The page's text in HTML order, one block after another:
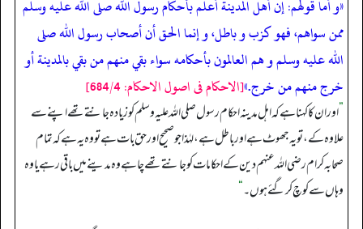
«و أما قولهم: إن أهل المدينة أعلم بأحكام رسول الله صلى الله عليه وسلم
ممن سواهم، فهو كزب و باطل، و إنما الحق أن أصحاب رسول الله صلى
الله عليه وسلم و هم العالمون بأحكامه سواء بقي منهم من بقي بالمدينة أو
خرج منهم من خرج.»[الاحكام فى اصول الاحكام: 684/4]
”اور ان کا کہنا ہے کہ اہل مدینہ احکام رسول صلی اللہ علیہ وسلم کو زیادہ جانتے تھے اپنے سے
علاوہ کے، تو یہ جھوٹ ہے اور باطل ہے، لہٰذا جو صحیح اور حق بات ہے تو وہ یہ ہے کہ تمام
صحابہ کرام رضی اللہ عنہم دین کے احکامات کو جانتے تھے چاہے وہ مدینے میں باقی رہے یا وہ
وہاں سے کوچ کر گئے ہوں۔“